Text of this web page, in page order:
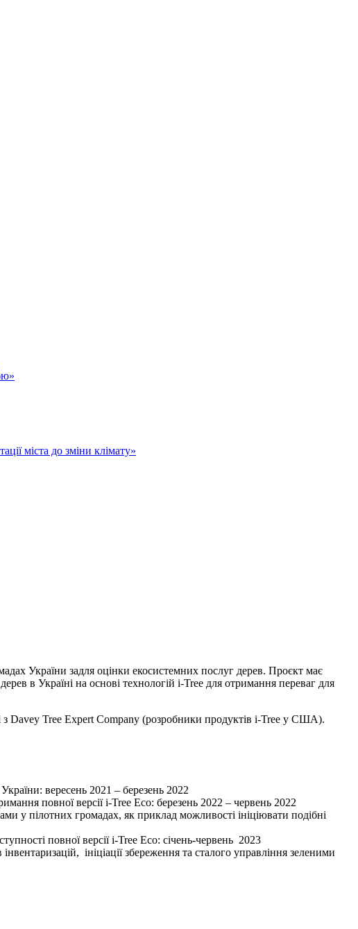
міста до зміни клімату»
України задля оцінки екосистемних послуг дерев. Проєкт має
в Україні на основі технологій i-Tree для отримання переваг для
з Davey Tree Expert Company (розробники продуктів i-Tree у США).
вересень 2021 – березень 2022
повної версії i-Tree Eco: березень 2022 – червень 2022
у пілотних громадах, як приклад можливості ініціювати подібні
повної версії i-Tree Eco: січень-червень 2023
ініціації збереження та сталого управління зеленими